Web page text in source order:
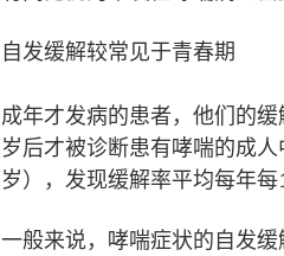
自发缓解较常见于青春期
成年才发病的患者，他们的
岁后才被诊断患有哮喘的成
岁），发现缓解率平均每年
一般来说，哮喘症状的自发